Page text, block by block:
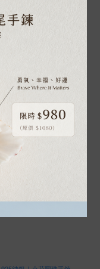
NT$800